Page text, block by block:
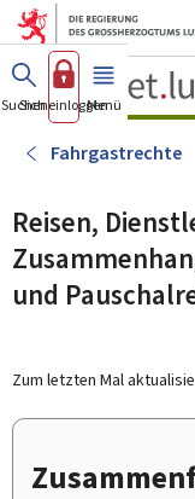
Suchen
Sich einloggen
Menü Haupt-
Fahrgastrechte
Reisen,
und
Zum letzten Mal